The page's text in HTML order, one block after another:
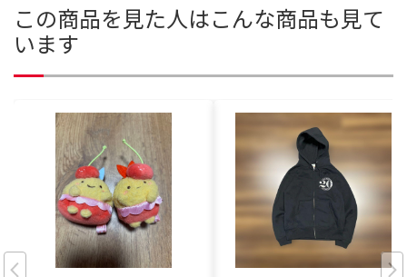
この商品を見た人はこんな商品も見て
います